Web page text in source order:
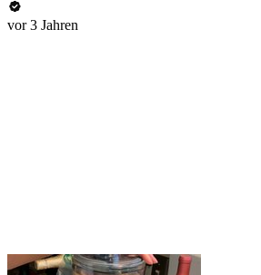
vor 3 Jahren